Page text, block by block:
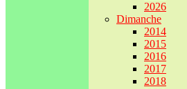
2026
Dimanche
2014
2015
2016
2017
2018